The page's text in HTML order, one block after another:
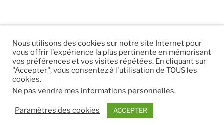
© 2026 |Mentions légales|Hébergement Eur’Net.|
RSS|sitemap
Nous utilisons des cookies sur notre site Internet pour
vous offrir l'expérience la plus pertinente en mémorisant
vos préférences et vos visites répétées. En cliquant sur
"Accepter", vous consentez à l'utilisation de TOUS les
cookies.
Ne pas vendre mes informations personnelles.
Paramètres des cookies ACCEPTER